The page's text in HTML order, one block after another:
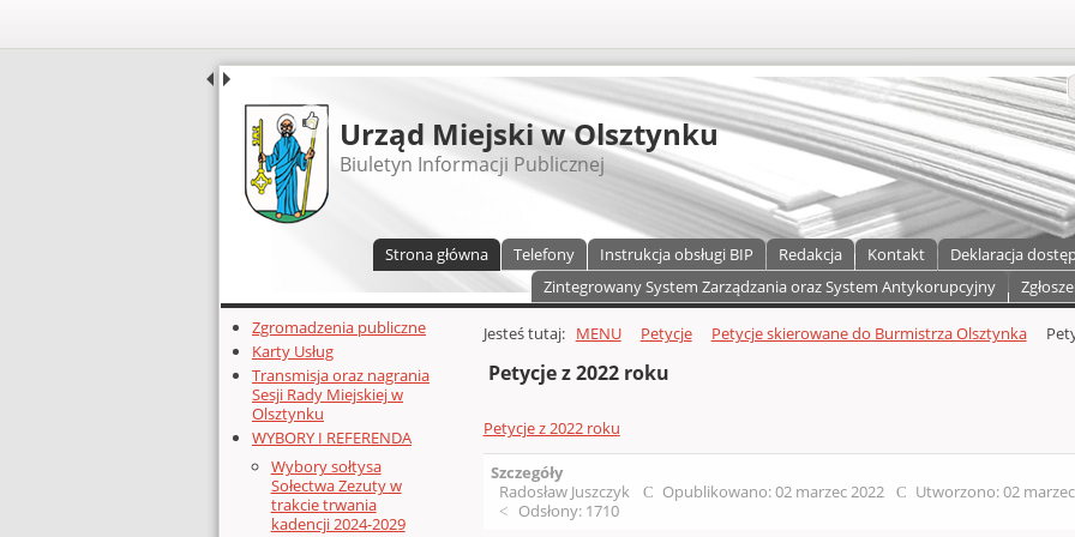
UDOSTĘPNIJ
Urząd Miejski w Olsztynku
Biuletyn Informacji Publicznej
Strona główna Telefony Instrukcja obsługi BIP Redakcja Kontakt Deklaracja
Zintegrowany System Zarządzania oraz System Antykorupcyjny
Dodatkowe zasoby (lewa kolumna)
Zgromadzenia publiczne
Karty Usług
Transmisja oraz nagrania
Sesji Rady Miejskiej w
Olsztynku
WYBORY I REFERENDA
Wybory sołtysa
Sołectwa Zezuty w
trakcie trwania
kadencji 2024-2029
Głównej zawartości
Jesteś tutaj: MENU Petycje Petycje skierowane do Burmistrza Olsztynka
Petycje z 2022 roku
Petycje z 2022 roku
Szczegóły
Radosław Juszczyk
Opublikowano: 02 marzec 2022 Utworzono: 02
Odsłony: 1710